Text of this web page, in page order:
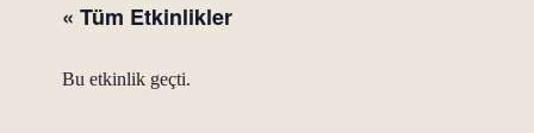
« Tüm Etkinlikler
Bu etkinlik geçti.